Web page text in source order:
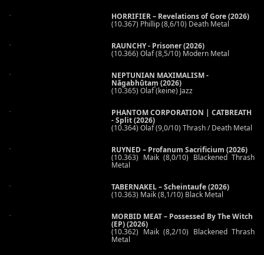
HORRIFIER – Revelations of Gore (2026)
(10.367) Phillip (8,6/10) Death Metal
RAUNCHY - Prisoner (2026)
(10.366) Olaf (8,5/10) Modern Metal
NEPTUNIAN MAXIMALISM -
Nāgabhūtaṃ (2026)
(10.365) Olaf (keine) Jazz
PHANTOM CORPORATION | CATBREATH
- Split (2026)
(10.364) Olaf (9,0/10) Thrash / Death Metal
RUYNED – Profanum Sacrificium (2026)
(10.363) Maik (8,0/10) Blackened Thrash
Metal
TABERNAKEL – Scheintaufe (2026)
(10.363) Maik (8,1/10) Black Metal
MORBID MEAT – Possessed By The Witch
(EP) (2026)
(10.362) Maik (8,2/10) Blackened Thrash
Metal